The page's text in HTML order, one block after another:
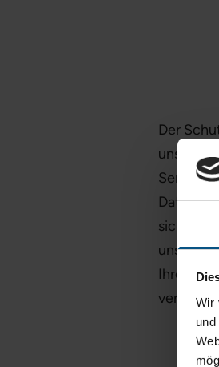
Wir
Der
unsere
Service
Datum
sicheren
uns
Ihre